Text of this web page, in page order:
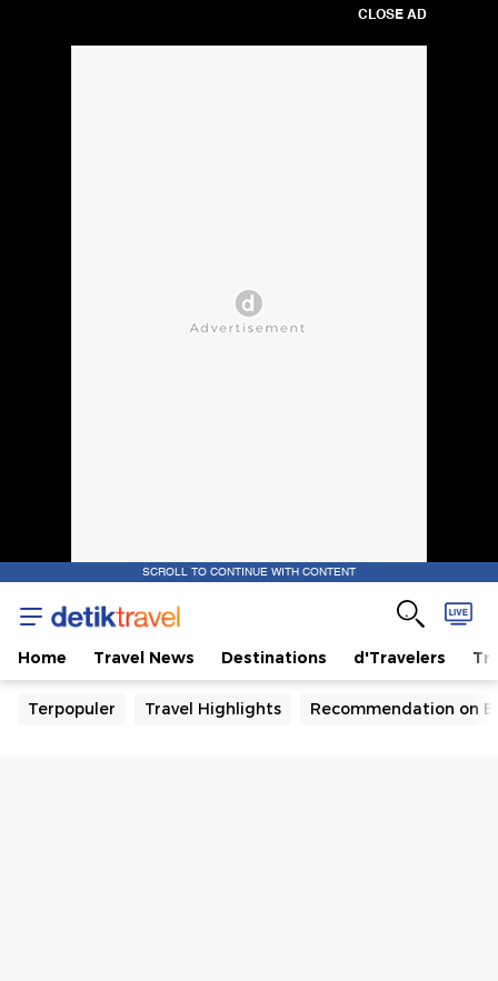
CLOSE AD
SCROLL TO CONTINUE WITH CONTENT
Home Travel News Destinations d'Travelers
Terpopuler Travel Highlights Recommendation on